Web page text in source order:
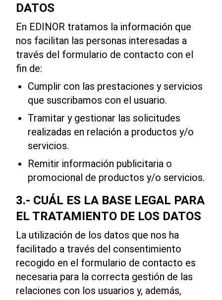
DATOS
En EDINOR tratamos la información que
nos facilitan las personas interesadas a
través del formulario de contacto con el
fin de:
Cumplir con las prestaciones y servicios
que suscribamos con el usuario.
Tramitar y gestionar las solicitudes
realizadas en relación a productos y/o
servicios.
Remitir información publicitaria o
promocional de productos y/o servicios.
3.- CUÁL ES LA BASE LEGAL PARA
EL TRATAMIENTO DE LOS DATOS
La utilización de los datos que nos ha
facilitado a través del consentimiento
recogido en el formulario de contacto es
necesaria para la correcta gestión de las
relaciones con los usuarios y, además,